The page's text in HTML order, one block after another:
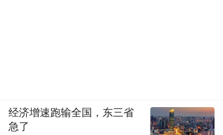
经济增速跑输全国，东三省
急了